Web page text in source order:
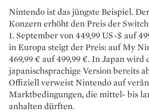
Nintendo ist das jüngste Beispiel.
Konzern erhöht den Preis der
1. September von 449,99 US-$ auf
in Europa steigt der Preis: auf My
469,99 € auf 499,99 €. In Japan wird
japanischsprachige Version bereits
Offiziell verweist Nintendo auf
Marktbedingungen, die mittel- bis
anhalten dürften.